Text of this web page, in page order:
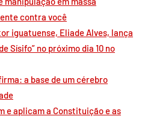
contra você
iguatuense, Eliade Alves, lança
Sísifo” no próximo dia 10 no
a base de um cérebro
e aplicam a Constituição e as